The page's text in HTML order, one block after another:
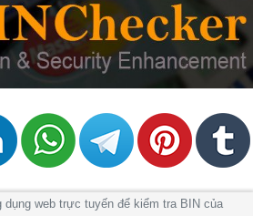
dụng web trực tuyến để kiểm tra BIN của